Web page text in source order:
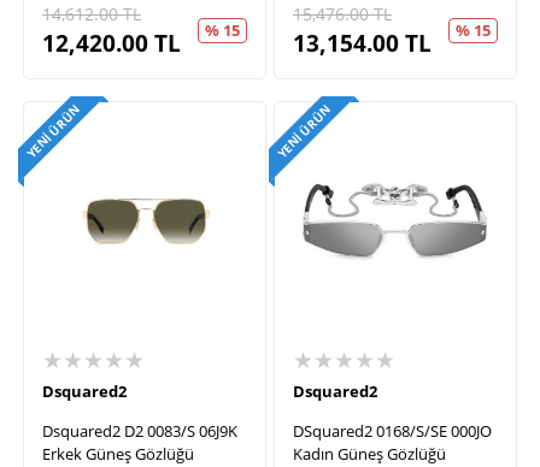
14,612.00TL
12,420.00TL % 15
15,476.00TL
13,154.00TL % 15
YENI ÜRÜN
★★★★★
Dsquared2
Dsquared2 D2 0083/S 06J9K
Erkek Güneş Gözlüğü
YENI ÜRÜN
★★★★★
Dsquared2
DSquared2 0168/S/SE 000JO
Kadın Güneş Gözlüğü